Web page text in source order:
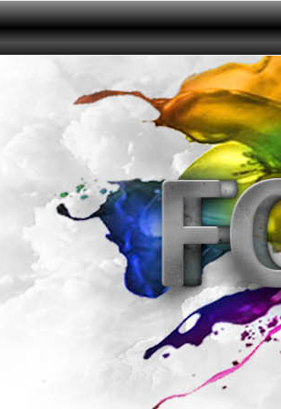
Przejdź do treści